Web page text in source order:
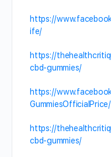
https://
ife/
https://
cbd-gummies/
https://
GummiesOfficialPrice/
https://
cbd-gummies/